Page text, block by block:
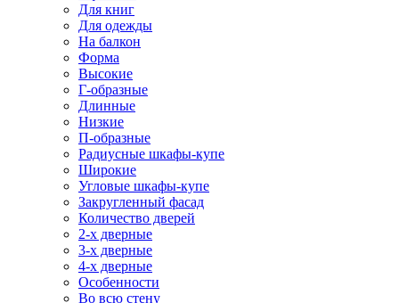
Для книг
Для одежды
На балкон
Форма
Высокие
Г-образные
Длинные
Низкие
П-образные
Радиусные шкафы-купе
Широкие
Угловые шкафы-купе
Закругленный фасад
Количество дверей
2-х дверные
3-х дверные
4-х дверные
Особенности
Во всю стену